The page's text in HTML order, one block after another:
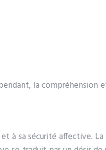
la compréhension
à sa sécurité affective.